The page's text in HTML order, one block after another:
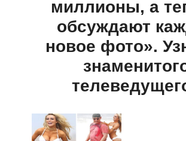
миллионы, а
обсуждают
новое фото».